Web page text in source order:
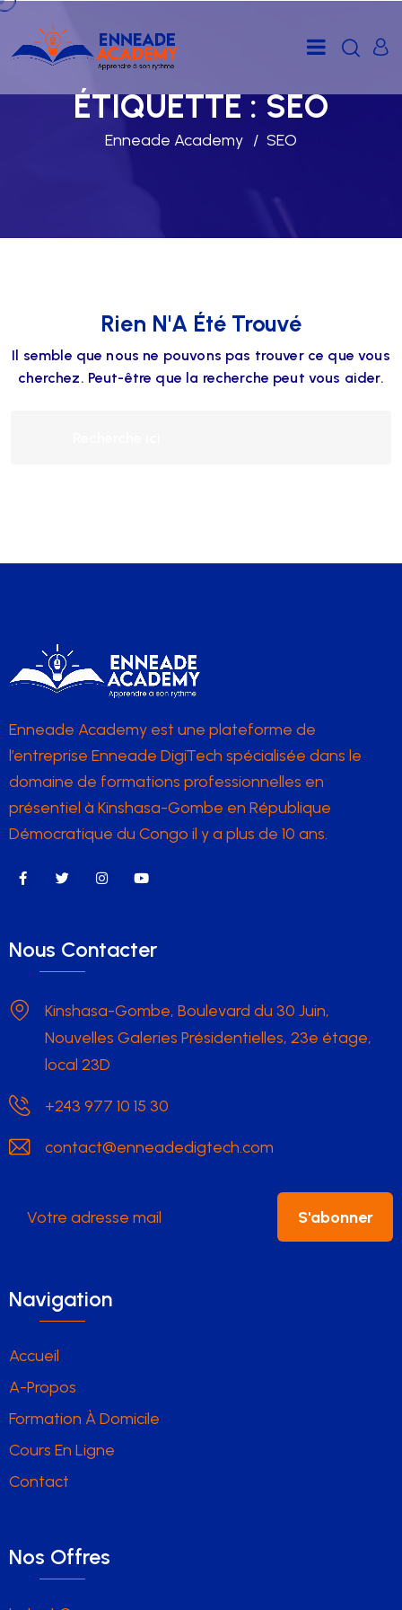
ÉTIQUETTE :SEO
Enneade Academy SEO
Rien N'A Été Trouvé
Il semble que nous ne pouvons pas trouver ce que vous
cherchez. Peut-être que la recherche peut vous aider.
Enneade Academy est une plateforme de
l’entreprise Enneade DigiTech spécialisée dans le
domaine de formations professionnelles en
présentiel à Kinshasa-Gombe en République
Démocratique du Congo il y a plus de 10 ans.
Nous Contacter
Kinshasa-Gombe, Boulevard du 30 Juin,
Nouvelles Galeries Présidentielles, 23e étage,
local 23D
+243 977 10 15 30
contact@enneadedigtech.com
S'abonner
Navigation
Accueil
A-Propos
Formation À Domicile
Cours En Ligne
Contact
Nos Offres